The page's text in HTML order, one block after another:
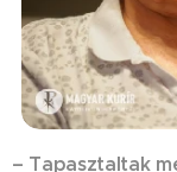
– Tapasztaltak